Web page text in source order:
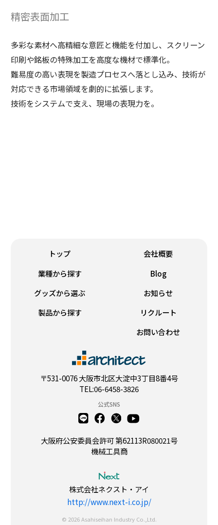
精密表面加工
多彩な素材へ高精細な意匠と機能を付加し、スクリーン
印刷や銘板の特殊加工を高度な機材で標準化。
難易度の高い表現を製造プロセスへ落とし込み、技術が
対応できる市場領域を劇的に拡張します。
技術をシステムで支え、現場の表現力を。
〒531-0076 大阪市北区大淀中3丁目8番4号
TEL:06-6458-3826
公式SNS
大阪府公安委員会許可 第62113R080021号
機械工具商
トップ
業種から探す
グッズから選ぶ
製品から探す
会社概要
Blog
お知らせ
リクルート
お問い合わせ
株式会社ネクスト・アイ
http://www.next-i.co.jp/
© 2026 Asahiseihan Industry Co.,Ltd.